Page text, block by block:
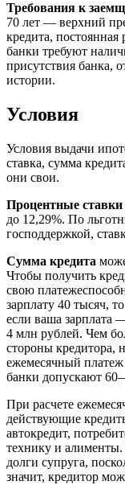
Требования к
70 лет — верхний
кредита, постоянная
банки требуют
присутствия банка,
истории.
Условия
Условия выдачи
ставка, сумма
они свои.
Процентные ставки
до 12,29%. По
господдержкой,
Сумма кредита
Чтобы получить
свою
зарплату 40 тысяч,
если ваша зарплата
4 млн рублей. Чем
стороны кредитора,
ежемесячный
банки допускают
При расчете
действующие
автокредит,
технику и
долги супруга,
значит, кредитор